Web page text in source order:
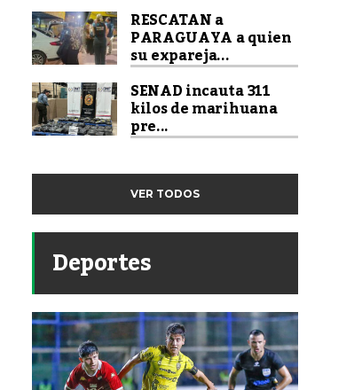
RESCATAN a
PARAGUAYA a quien
su expareja...
SENAD incauta 311
kilos de marihuana
pre...
VER TODOS
Deportes